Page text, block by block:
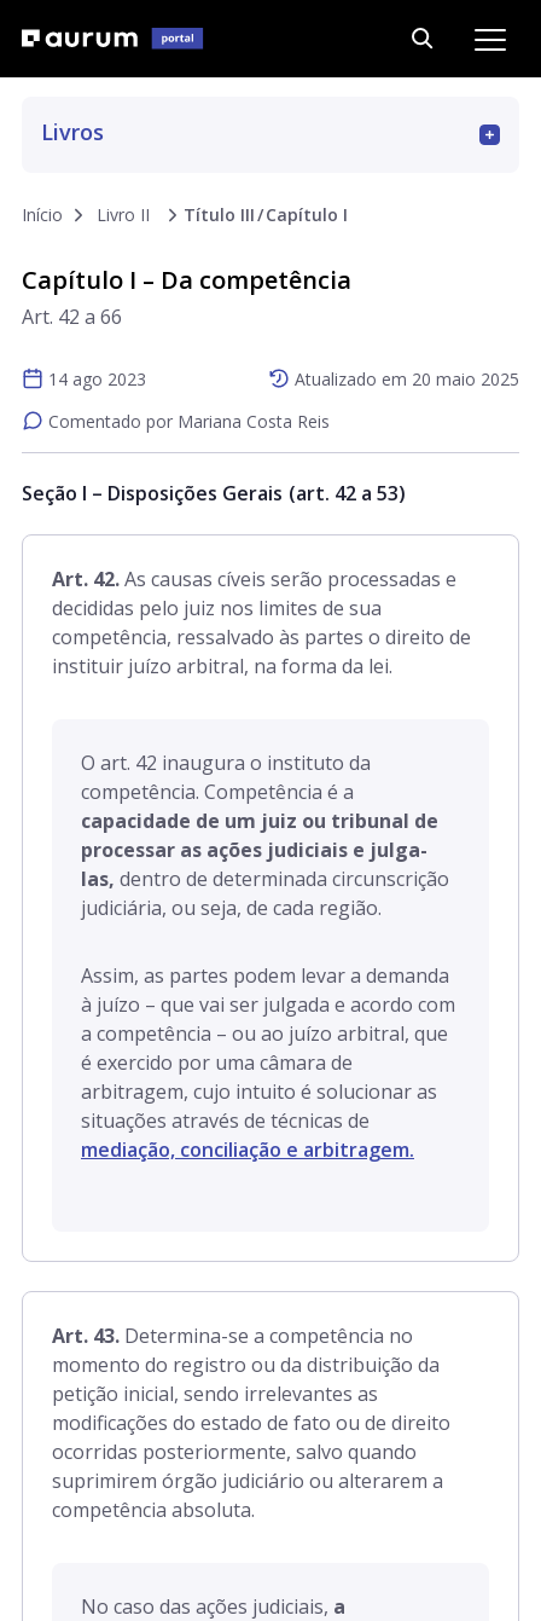
Livros
Art. 16 a 69
Art. 188 a 293
Parte Especial
Art. 771 a 925
Início Livro II Título III Capítulo I
Capítulo I – Da competência
Art. 42 a 66
Comentado por Mariana Costa Reis
14 ago 2023 Atualizado em 20 maio 2025
Seção I – Disposições Gerais (art. 42 a 53)
Art. 42.As causas cíveis serão processadas e
decididas pelo juiz nos limites de sua
competência, ressalvado às partes o direito de
instituir juízo arbitral, na forma da lei.
O art. 42 inaugura o instituto da
competência. Competência é a
capacidade de um juiz ou tribunal de
processar as ações judiciais e julga-
las, dentro de determinada circunscrição
judiciária, ou seja, de cada região.
Assim, as partes podem levar a demanda
à juízo – que vai ser julgada e acordo com
a competência – ou ao juízo arbitral, que
é exercido por uma câmara de
arbitragem, cujo intuito é solucionar as
situações através de técnicas de
mediação, conciliação e arbitragem.
Art. 43. Determina-se a competência no
momento do registro ou da distribuição da
petição inicial, sendo irrelevantes as
modificações do estado de fato ou de direito
ocorridas posteriormente, salvo quando
suprimirem órgão judiciário ou alterarem a
competência absoluta.
No caso das ações judiciais, a